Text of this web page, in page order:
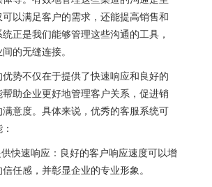
以满足客户的需求，还能提高销售和
正是我们能够管理这些沟通的工具，
的无缝连接。
不仅在于提供了快速响应和良好的
助企业更好地管理客户关系，促进销
意度。具体来说，优秀的客服系统可
速响应：良好的客户响应速度可以增
任感，并彰显企业的专业形象。